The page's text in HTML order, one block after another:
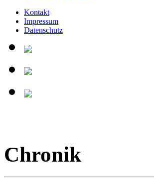
Kontakt
Impressum
Datenschutz
Chronik